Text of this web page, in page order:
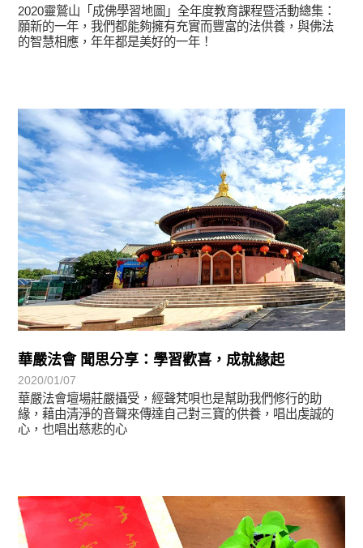
2020靈鷲山「成佛學習地圖」全年度教育課程暨活動總集：
願新的一年，我們都能夠擁有充實而豐富的法供養，與佛法
的智慧相應，年年都是美好的一年！
華嚴法會 聞思分享：學習歡喜，成就緣起
2020/01/07
華嚴法會壇場莊嚴攝受，經聲梵唄也是幫助我們修行的助
緣，藉由清淨的音聲來傳達自己對三寶的供養，唱出虔誠的
心，也唱出慈悲的心
學習分享
最新消息